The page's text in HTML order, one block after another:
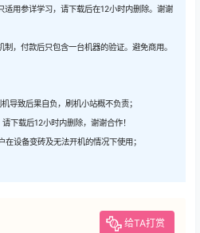
用参详学习，请下载后在12小时内删除。谢谢
，付款后只包含一台机器的验证。避免商用。
导致后果自负，刷机小站概不负责；
下载后12小时内删除，谢谢合作！
设备变砖及无法开机的情况下使用；
给TA打赏